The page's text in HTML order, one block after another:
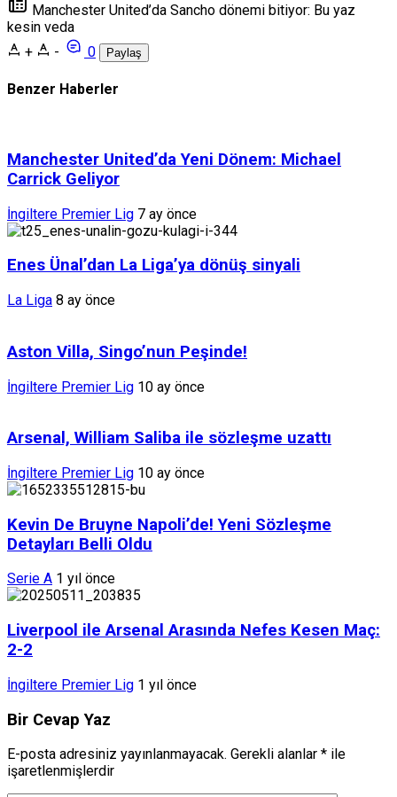
Manchester United’da Sancho dönemi bitiyor: Bu yaz
kesin veda
+
- 0 Paylaş
Benzer Haberler
Manchester United’da Yeni Dönem: Michael
Carrick Geliyor
İngiltere Premier Lig 7 ay önce
Enes Ünal’dan La Liga’ya dönüş sinyali
La Liga 8 ay önce
Aston Villa, Singo’nun Peşinde!
İngiltere Premier Lig 10 ay önce
Arsenal, William Saliba ile sözleşme uzattı
İngiltere Premier Lig 10 ay önce
Kevin De Bruyne Napoli’de! Yeni Sözleşme
Detayları Belli Oldu
Serie A 1 yıl önce
Liverpool ile Arsenal Arasında Nefes Kesen Maç:
2-2
İngiltere Premier Lig 1 yıl önce
Bir Cevap Yaz
E-posta adresiniz yayınlanmayacak. Gerekli alanlar * ile
işaretlenmişlerdir